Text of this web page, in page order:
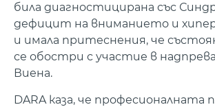
била диагностицирана със
дефицит на вниманието и
и имала притеснения, че
се обостри с участие в
Виена.
DARA каза, че